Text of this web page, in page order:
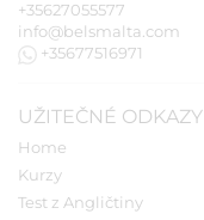
+35627055577
info@belsmalta.com
+35677516971
UŽITEČNÉ ODKAZY
Home
Kurzy
Test z Angličtiny